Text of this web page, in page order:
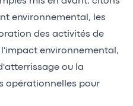
environnemental, les
des activités de
environnemental,
ou la
opérationnelles pour